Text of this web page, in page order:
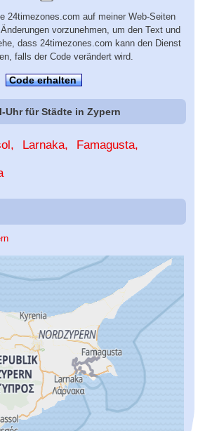
24timezones.com auf meiner Web-Seiten
vorzunehmen, um den Text und
dass 24timezones.com kann den Dienst
falls der Code verändert wird.
Code erhalten
Uhr für Städte in Zypern
Larnaka Famagusta